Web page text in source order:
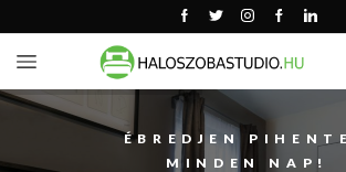
ÉBREDJEN
MINDEN NAP!